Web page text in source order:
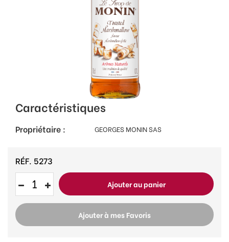
Caractéristiques
Propriétaire : GEORGES MONIN SAS
RÉF. 5273
Ajouter au panier
Ajouter à mes Favoris